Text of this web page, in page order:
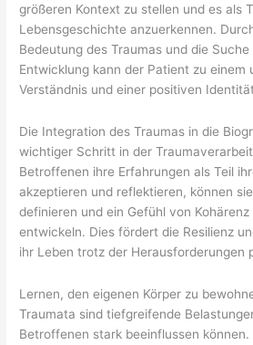
größeren Kontext zu stellen und es als
Lebensgeschichte anzuerkennen.
Bedeutung des Traumas und die
Entwicklung kann der Patient zu einem
Verständnis und einer positiven
Die Integration des Traumas in die
wichtiger Schritt in der
Betroffenen ihre Erfahrungen als Teil
akzeptieren und reflektieren, können
definieren und ein Gefühl von
entwickeln. Dies fördert die Resilienz
ihr Leben trotz der Herausforderungen
Lernen, den eigenen Körper zu
Traumata sind tiefgreifende
Betroffenen stark beeinflussen